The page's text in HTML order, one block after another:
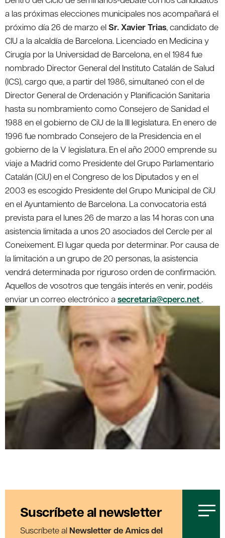
a las próximas elecciones municipales nos acompañará el
próximo día 26 de marzo elSr. Xavier Trias, candidato de
CIU a la alcaldía de Barcelona. Licenciado en Medicina y
Cirugía por la Universidad de Barcelona, en el 1984 fue
nombrado Director General del Instituto Catalán de Salud
(ICS), cargo que, a partir del 1986, simultaneó con el de
Director General de Ordenación y Planificación Sanitaria
hasta su nombramiento como Consejero de Sanidad el
1988 en el gobierno de CiU de la III legislatura. En enero de
1996 fue nombrado Consejero de la Presidencia en el
gobierno de la V legislatura. En el año 2000 emprende su
viaje a Madrid como Presidente del Grupo Parlamentario
Catalán (CiU) en el Congreso de los Diputados y en el
2003 es escogido Presidente del Grupo Municipal de CiU
en el Ayuntamiento de Barcelona. La convocatoria está
prevista para el lunes 26 de marzo a las 14 horas con una
asistencia limitada a unos 20 asociados del Cercle per al
Coneixement. El lugar queda por determinar. Por causa de
la limitación a un grupo de 20 personas, la asistencia
vendrá determinada por riguroso orden de confirmación.
Aquellos de vosotros que tengáis interés en venir, podéis
enviar un correo electrónico a secretaria@cperc.net .
Suscríbete al newsletter
Suscríbete al Newsletter de Amics del